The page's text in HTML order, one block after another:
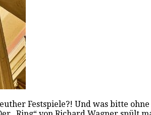
Festspiele?! Und was bitte